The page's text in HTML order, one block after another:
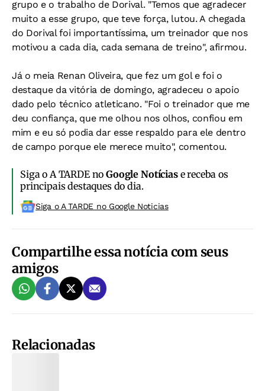
grupo e o trabalho de Dorival. "Temos que agradecer
muito a esse grupo, que teve força, lutou. A chegada
do Dorival foi importantíssima, um treinador que nos
motivou a cada dia, cada semana de treino", afirmou.
Já o meia Renan Oliveira, que fez um gol e foi o
destaque da vitória de domingo, agradeceu o apoio
dado pelo técnico atleticano. "Foi o treinador que me
deu confiança, que me olhou nos olhos, confiou em
mim e eu só podia dar esse respaldo para ele dentro
de campo porque ele merece muito", comentou.
Siga o A TARDE noGoogle Notíciase receba os
principais destaques do dia.
Siga o A TARDE no Google Noticias
Compartilhe essa notícia com seus
amigos
Relacionadas